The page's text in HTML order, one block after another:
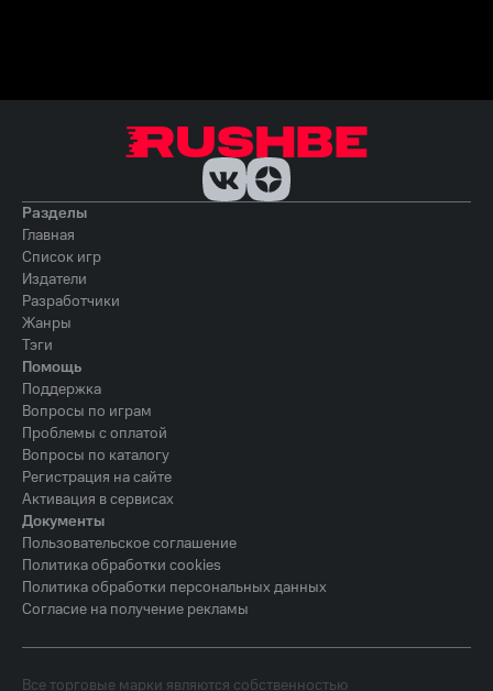
Разделы
Главная
Список игр
Издатели
Разработчики
Жанры
Тэги
Помощь
Поддержка
Вопросы по играм
Проблемы с оплатой
Вопросы по каталогу
Регистрация на сайте
Активация в сервисах
Документы
Пользовательское соглашение
Политика обработки cookies
Политика обработки персональных данных
Согласие на получение рекламы
Все торговые марки являются собственностью